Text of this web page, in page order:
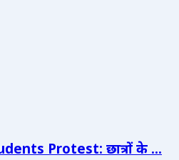
Protest: छात्रों के ...